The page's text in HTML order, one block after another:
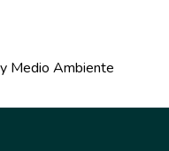
Medio Ambiente